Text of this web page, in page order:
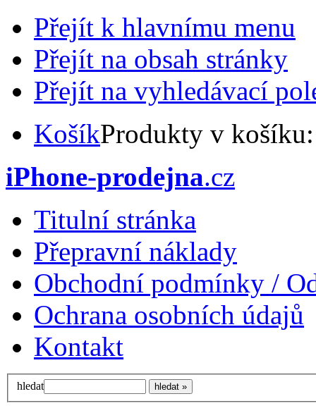
Přejít k hlavnímu menu
Přejít na obsah stránky
Přejít na vyhledávací
KošíkProdukty v
iPhone-prodejna.cz
Titulní stránka
Přepravní náklady
Obchodní podmínky /
Ochrana osobních údajů
Kontakt
hledat